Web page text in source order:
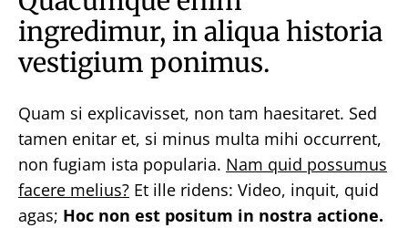
ingredimur, in aliqua historia
vestigium ponimus.
Quam si explicavisset, non tam haesitaret. Sed
tamen enitar et, si minus multa mihi occurrent,
non fugiam ista popularia. Nam quid possumus
facere melius? Et ille ridens: Video, inquit, quid
agas; Hoc non est positum in nostra actione.